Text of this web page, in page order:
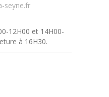
seyne.fr
12H00 et 14H00-
à 16H30.